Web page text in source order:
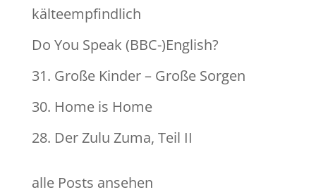
kälteempfindlich
Do You Speak (BBC-)English?
31. Große Kinder – Große Sorgen
30. Home is Home
28. Der Zulu Zuma, Teil II
alle Posts ansehen